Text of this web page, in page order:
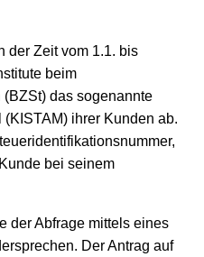
der Zeit vom 1.1. bis
beim
das sogenannte
ihrer Kunden ab.
bei seinem
der Abfrage mittels eines
Der Antrag auf